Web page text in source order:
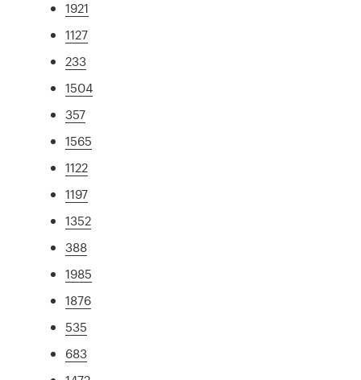
1921
1127
233
1504
357
1565
1122
1197
1352
388
1985
1876
535
683